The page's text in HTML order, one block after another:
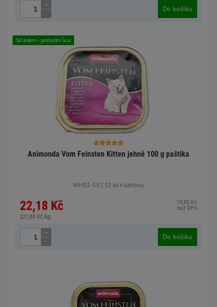
+
-
Do košíku
Animonda Vom Feinsten Kitten jehně 100 g paštika
WM02-537, 32 ks v kartonu
22,18 Kč
221,80 Kč/kg
19,80 Kč
bez DPH
Skladem - poslední kus
+
-
Do košíku